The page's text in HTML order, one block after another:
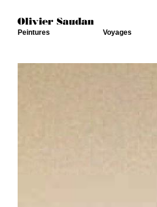
Peintures Voyages